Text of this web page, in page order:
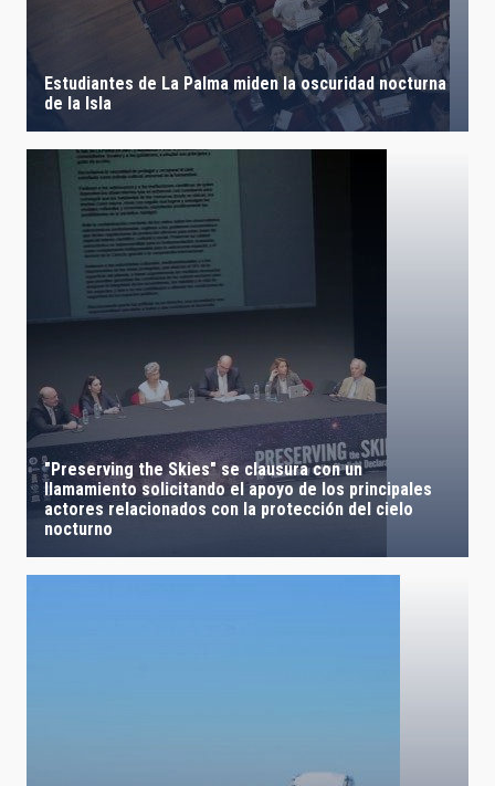
Estudiantes de La Palma miden la oscuridad nocturna
de la Isla
"Preserving the Skies" se clausura con un
llamamiento solicitando el apoyo de los principales
actores relacionados con la protección del cielo
nocturno